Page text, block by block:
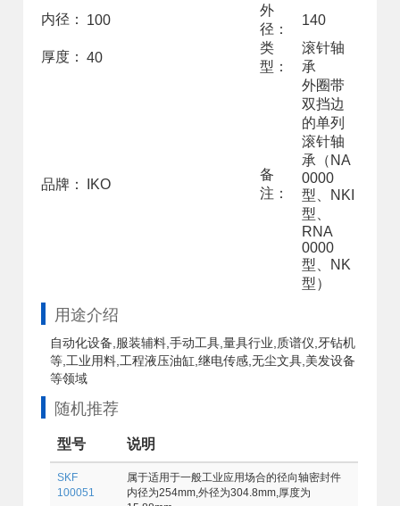
内径： 100
外
径：
140
厚度： 40
类
型：
滚针轴
承
品牌： IKO
备
注：
外圈带
双挡边
的单列
滚针轴
承（NA
0000
型、NKI
型、
RNA
0000
型、NK
型）
用途介绍
自动化设备,服装辅料,手动工具,量具行业,质谱仪,牙钻机
等,工业用料,工程液压油缸,继电传感,无尘文具,美发设备
等领域
随机推荐
型号 说明
SKF
100051
属于适用于一般工业应用场合的径向轴密封件
内径为254mm,外径为304.8mm,厚度为